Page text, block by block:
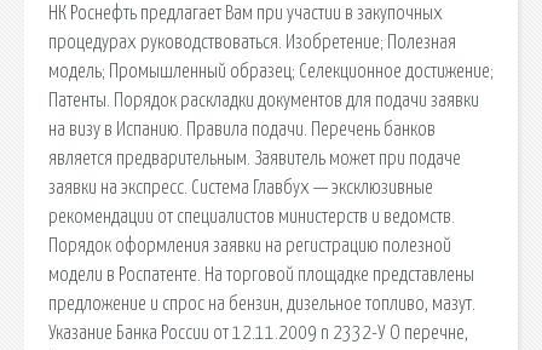
НК Роснефть предлагает Вам при участии в закупочных
процедурах руководствоваться. Изобретение; Полезная
модель; Промышленный образец; Селекционное достижение;
Патенты. Порядок раскладки документов для подачи заявки
на визу в Испанию. Правила подачи. Перечень банков
является предварительным. Заявитель может при подаче
заявки на экспресс. Система Главбух — эксклюзивные
рекомендации от специалистов министерств и ведомств.
Порядок оформления заявки на регистрацию полезной
модели в Роспатенте. На торговой площадке представлены
предложение и спрос на бензин, дизельное топливо, мазут.
Указание Банка России от 12.11.2009 n 2332-У О перечне,